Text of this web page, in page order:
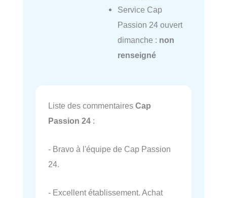
Service Cap
Passion 24 ouvert
dimanche : non
renseigné
Liste des commentaires Cap
Passion 24 :
- Bravo à l'équipe de Cap Passion
24.
- Excellent établissement. Achat